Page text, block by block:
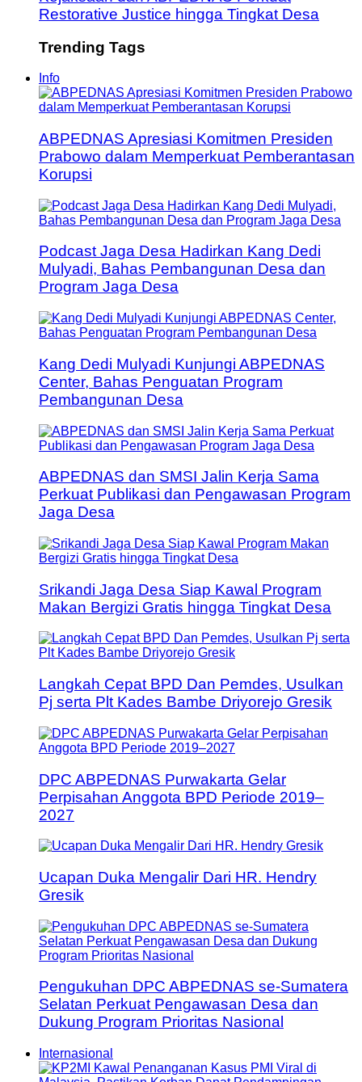
Restorative Justice hingga Tingkat Desa
Trending Tags
Info
ABPEDNAS Apresiasi Komitmen Presiden
Prabowo dalam Memperkuat Pemberantasan
Korupsi
Podcast Jaga Desa Hadirkan Kang Dedi
Mulyadi, Bahas Pembangunan Desa dan
Program Jaga Desa
Kang Dedi Mulyadi Kunjungi ABPEDNAS
Center, Bahas Penguatan Program
Pembangunan Desa
ABPEDNAS dan SMSI Jalin Kerja Sama
Perkuat Publikasi dan Pengawasan Program
Jaga Desa
Srikandi Jaga Desa Siap Kawal Program
Makan Bergizi Gratis hingga Tingkat Desa
Langkah Cepat BPD Dan Pemdes, Usulkan
Pj serta Plt Kades Bambe Driyorejo Gresik
DPC ABPEDNAS Purwakarta Gelar
Perpisahan Anggota BPD Periode 2019–
2027
Ucapan Duka Mengalir Dari HR. Hendry
Gresik
Pengukuhan DPC ABPEDNAS se-Sumatera
Selatan Perkuat Pengawasan Desa dan
Dukung Program Prioritas Nasional
Internasional